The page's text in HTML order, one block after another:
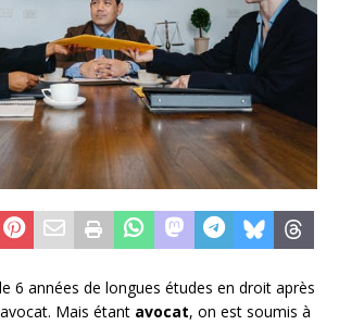
6 années de longues études en droit après
Mais étant avocat, on est soumis à